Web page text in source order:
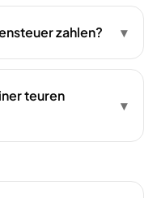
zahlen? ▾
teuren
▾